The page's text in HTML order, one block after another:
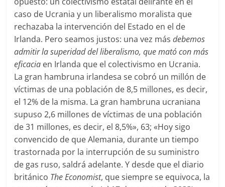
caso de Ucrania y un liberalismo moralista que
rechazaba la intervención del Estado en el de
Irlanda. Pero seamos justos: una vez másdebemos
admitir la superidad del liberalismo, que mató con más
eficacia en Irlanda que el colectivismo en Ucrania.
La gran hambruna irlandesa se cobró un millón de
víctimas de una población de 8,5 millones, es decir,
el 12% de la misma. La gran hambruna ucraniana
supuso 2,6 millones de víctimas de una población
de 31 millones, es decir, el 8,5%», 63; «Hoy sigo
convencido de que Alemania, durante un tiempo
trastornada por la interrupción de su suministro
de gas ruso, saldrá adelante. Y desde que el diario
británico The Economist, que siempre se equivoca, la